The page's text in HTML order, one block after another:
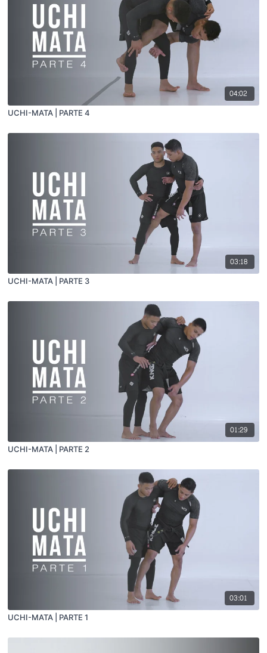
04:02
UCHI-MATA | PARTE 4
03:18
UCHI-MATA | PARTE 3
01:29
UCHI-MATA | PARTE 2
03:01
UCHI-MATA | PARTE 1